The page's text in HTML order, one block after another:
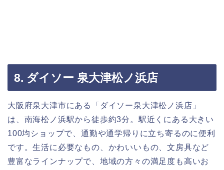
8. ダイソー 泉大津松ノ浜店
大阪府泉大津市にある「ダイソー泉大津松ノ浜店」
は、南海松ノ浜駅から徒歩約3分。駅近くにある大きい
100均ショップで、通勤や通学帰りに立ち寄るのに便利
です。生活に必要なもの、かわいいもの、文房具など
豊富なラインナップで、地域の方々の満足度も高いお